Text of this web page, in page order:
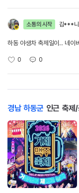
소통의 시작 김***니
하동 야생차 축제일이.. 네이
0 0
경남 하동군 인근 축제